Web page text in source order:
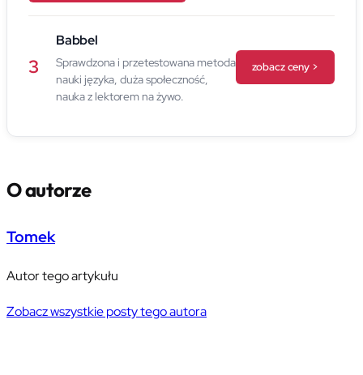
3
Babbel
Sprawdzona i przetestowana metoda
nauki języka, duża społeczność,
nauka z lektorem na żywo.
zobacz ceny >
O autorze
Tomek
Autor tego artykułu
Zobacz wszystkie posty tego autora